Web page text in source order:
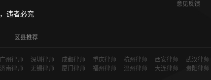
违者必究
意见反馈
区县推荐
广州律师 深圳律师 成都律师 重庆律师 杭州律师 西安律师 武汉律师
济南律师 无锡律师 厦门律师 福州律师 温州律师 大连律师 贵阳律师